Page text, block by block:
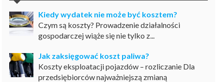
Kiedy wydatek nie może być kosztem?
Czym są koszty? Prowadzenie działalności
gospodarczej wiąże się nie tylko z...
Jak zaksięgować koszt paliwa?
Koszty eksploatacji pojazdów – rozliczanie Dla
przedsiębiorców najważniejszą zmianą